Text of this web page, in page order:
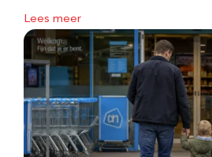
Lees meer